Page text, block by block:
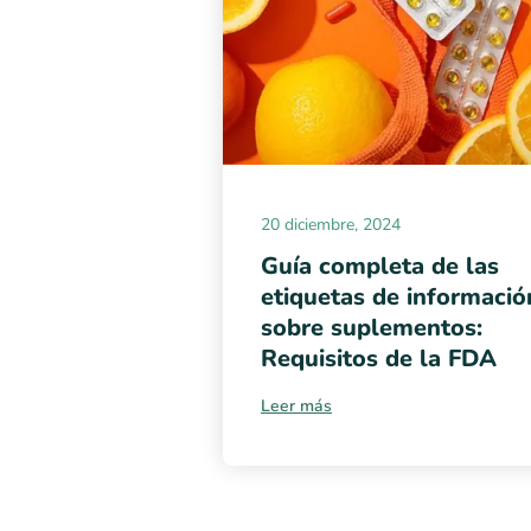
20 diciembre, 2024
Guía completa de las
etiquetas de
sobre suplementos:
Requisitos de la FDA
Leer más